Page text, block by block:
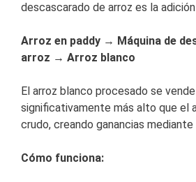
descascarado de arroz es la
Arroz en paddy → Máquina de
arroz → Arroz blanco
El arroz blanco procesado se
significativamente más alto que el
crudo, creando ganancias
Cómo funciona: